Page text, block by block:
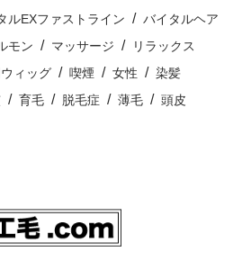
ルEXファストライン
バイタルヘア
モン マッサージ
リラックス
ィッグ 喫煙 女性
染髪
育毛 脱毛症 薄毛
頭皮